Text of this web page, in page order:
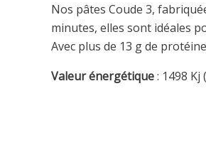
Nos pâtes Coude 3,
minutes, elles sont idéales
Avec plus de 13 g de
Valeur énergétique: 1498 Kj